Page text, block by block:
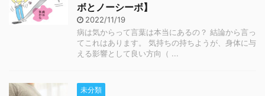
ボとノーシーボ】
2022/11/19
病は気からって言葉は本当にあるの？ 結論から言っ
てこれはあります。 気持ちの持ちようが、身体に与
える影響として良い方向（ ...
未分類